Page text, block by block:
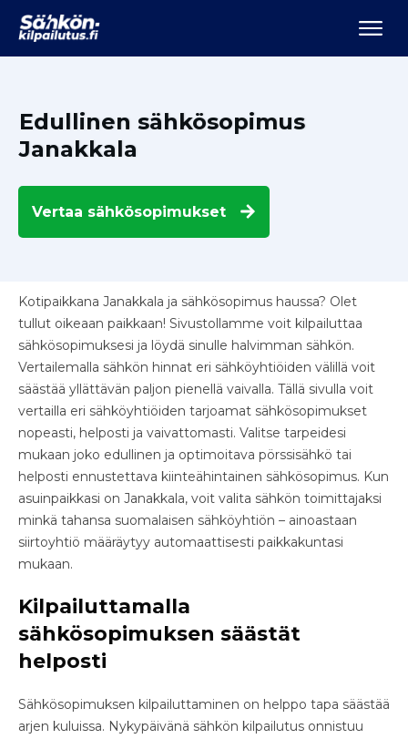
Edullinen sähkösopimus
Janakkala
Vertaa sähkösopimukset
Kotipaikkana Janakkala ja sähkösopimus haussa? Olet
tullut oikeaan paikkaan! Sivustollamme voit kilpailuttaa
sähkösopimuksesi ja löydä sinulle halvimman sähkön.
Vertailemalla sähkön hinnat eri sähköyhtiöiden välillä voit
säästää yllättävän paljon pienellä vaivalla. Tällä sivulla voit
vertailla eri sähköyhtiöiden tarjoamat sähkösopimukset
nopeasti, helposti ja vaivattomasti. Valitse tarpeidesi
mukaan joko edullinen ja optimoitava pörssisähkö tai
helposti ennustettava kiinteähintainen sähkösopimus. Kun
asuinpaikkasi on Janakkala, voit valita sähkön toimittajaksi
minkä tahansa suomalaisen sähköyhtiön – ainoastaan
siirtoyhtiö määräytyy automaattisesti paikkakuntasi
mukaan.
Kilpailuttamalla
sähkösopimuksen säästät
helposti
Sähkösopimuksen kilpailuttaminen on helppo tapa säästää
arjen kuluissa. Nykypäivänä sähkön kilpailutus onnistuu